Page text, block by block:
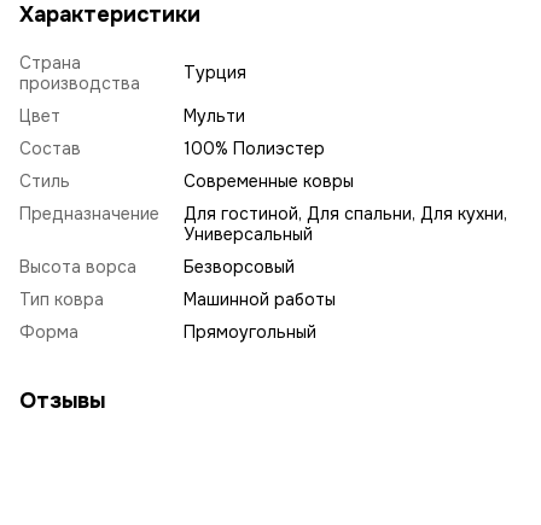
Характеристики
Страна
производства
Турция
Цвет
Мульти
Состав
100% Полиэстер
Стиль
Современные ковры
Предназначение
Для гостиной, Для спальни, Для кухни,
Универсальный
Высота ворса
Безворсовый
Тип ковра
Машинной работы
Форма
Прямоугольный
Отзывы